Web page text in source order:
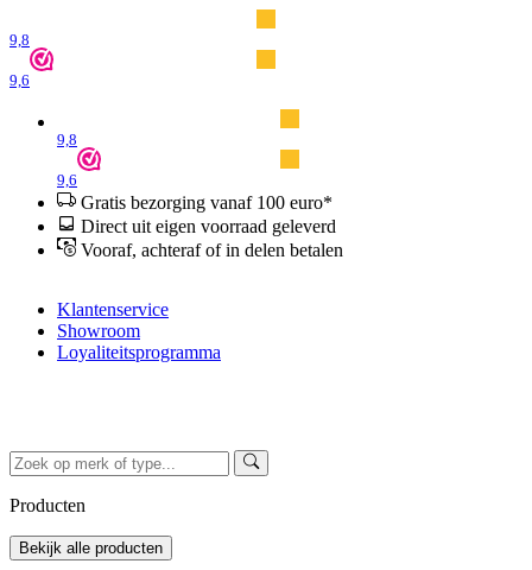
9,8
9,6
9,8
9,6
Gratis bezorging vanaf 100 euro*
Direct uit eigen voorraad geleverd
Vooraf, achteraf of in delen betalen
Klantenservice
Showroom
Loyaliteitsprogramma
Producten